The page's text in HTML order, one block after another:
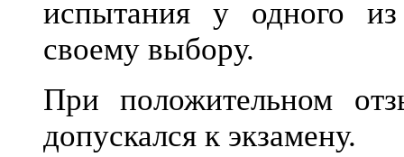
испытания у одного
своему выбору.
При положительном
допускался к экзамену.